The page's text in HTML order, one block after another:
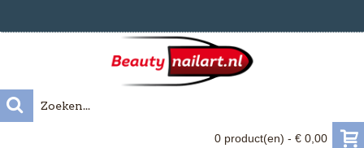
0 product(en) - € 0,00